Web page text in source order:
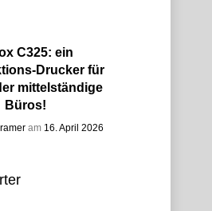
C325: ein
Drucker für
mittelständige
Büros!
am 16. April 2026